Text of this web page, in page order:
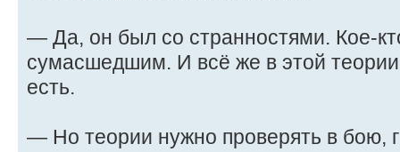
— Да, он был со странностями. Кое-
сумасшедшим. И всё же в этой
есть.
— Но теории нужно проверять в бою,